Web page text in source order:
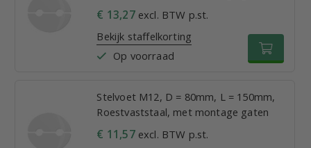
€ 13,27excl. BTW p.st.
Bekijk staffelkorting
Op voorraad
Stelvoet M12, D = 80mm, L = 150mm,
Roestvaststaal, met montage gaten
€ 11,57excl. BTW p.st.